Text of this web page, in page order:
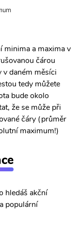
minima a maxima v
čárou
daném měsíci
tedy můžete
bude okolo
že se může při
čáry (průměr
maximum!)
hledáš akční
populární